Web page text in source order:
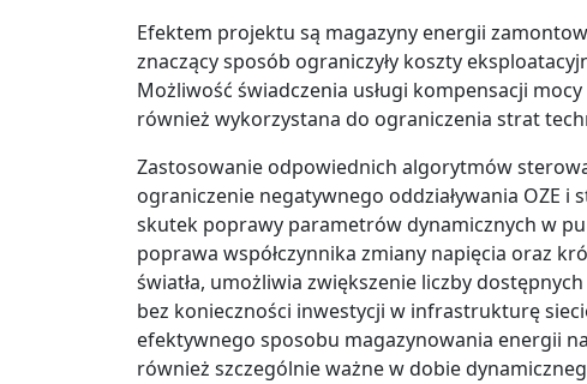
Efektem projektu są magazyny energii
znaczący sposób ograniczyły koszty
Możliwość świadczenia usługi kompensacji
również wykorzystana do ograniczenia strat
Zastosowanie odpowiednich algorytmów
ograniczenie negatywnego oddziaływania OZE i
skutek poprawy parametrów dynamicznych w
poprawa współczynnika zmiany napięcia oraz
światła, umożliwia zwiększenie liczby
bez konieczności inwestycji w infrastrukturę
efektywnego sposobu magazynowania energii
również szczególnie ważne w dobie